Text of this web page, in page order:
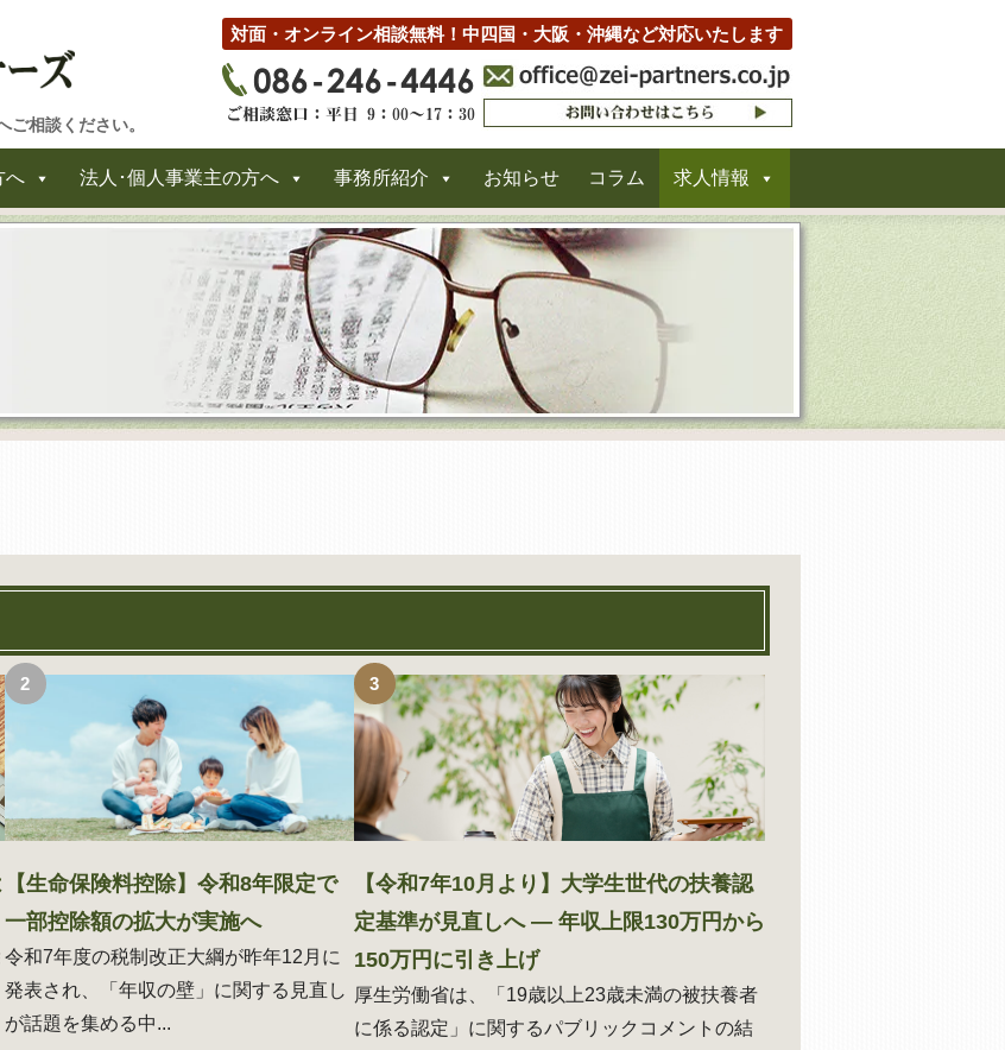
相談ください。
対面・オンライン相談無料！中四国・大阪・沖縄など対応いたします
へ 法人･個人事業主の方へ 事務所紹介 お知らせ コラム 求人情報
【生命保険料控除】令和8年限定で
一部控除額の拡大が実施へ
令和7年度の税制改正大綱が昨年12月に
発表され、「年収の壁」に関する見直し
が話題を集める中...
【令和7年10月より】大学生世代の扶養認
定基準が見直しへ ― 年収上限130万円から
150万円に引き上げ
厚生労働省は、「19歳以上23歳未満の被扶養者
に係る認定」に関するパブリックコメントの結